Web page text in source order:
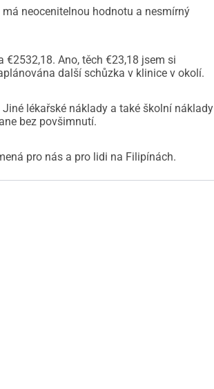
neocenitelnou hodnotu a nesmírný
€2532,18. Ano, těch €23,18 jsem si
další schůzka v klinice v okolí.
lékařské náklady a také školní náklady
bez povšimnutí.
pro nás a pro lidi na Filipínách.